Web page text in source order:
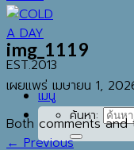
EST.2013
เมนู
ค้นหา:
img_1119
เผยแพร่ เมษายน 1,
Both comments
← Previous